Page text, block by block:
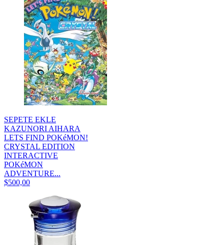
SEPETE EKLE
KAZUNORI AIHARA
LETS FIND POKéMON!
CRYSTAL EDITION
INTERACTIVE
POKéMON
ADVENTURE...
$500,00